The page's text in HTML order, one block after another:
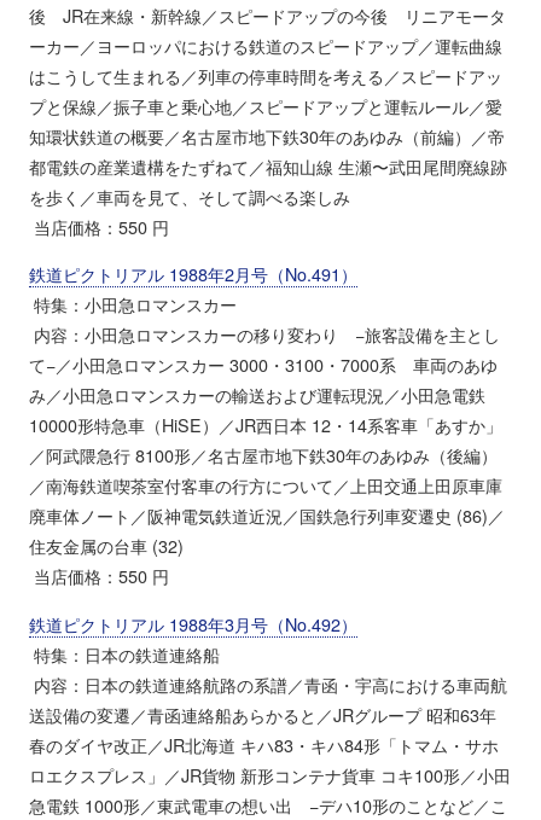
後 JR在来線・新幹線／スピードアップの今後 リニアモータ
ーカー／ヨーロッパにおける鉄道のスピードアップ／運転曲線
はこうして生まれる／列車の停車時間を考える／スピードアッ
プと保線／振子車と乗心地／スピードアップと運転ルール／愛
知環状鉄道の概要／名古屋市地下鉄30年のあゆみ（前編）／帝
都電鉄の産業遺構をたずねて／福知山線 生瀬〜武田尾間廃線跡
を歩く／車両を見て、そして調べる楽しみ
当店価格：550 円
鉄道ピクトリアル 1988年2月号（No.491）
特集：小田急ロマンスカー
内容：小田急ロマンスカーの移り変わり −旅客設備を主とし
て−／小田急ロマンスカー 3000・3100・7000系 車両のあゆ
み／小田急ロマンスカーの輸送および運転現況／小田急電鉄
10000形特急車（HiSE）／JR西日本 12・14系客車「あすか」
／阿武隈急行 8100形／名古屋市地下鉄30年のあゆみ（後編）
／南海鉄道喫茶室付客車の行方について／上田交通上田原車庫
廃車体ノート／阪神電気鉄道近況／国鉄急行列車変遷史 (86)／
住友金属の台車 (32)
当店価格：550 円
鉄道ピクトリアル 1988年3月号（No.492）
特集：日本の鉄道連絡船
内容：日本の鉄道連絡航路の系譜／青函・宇高における車両航
送設備の変遷／青函連絡船あらかると／JRグループ 昭和63年
春のダイヤ改正／JR北海道 キハ83・キハ84形「トマム・サホ
ロエクスプレス」／JR貨物 新形コンテナ貨車 コキ100形／小田
急電鉄 1000形／東武電車の想い出 −デハ10形のことなど／こ